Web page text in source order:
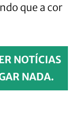
que a cor
NOTÍCIAS
NADA.